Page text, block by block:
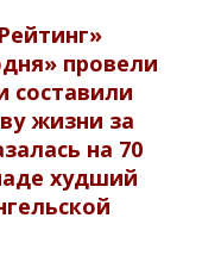
провели
составили
жизни за
на 70
худший